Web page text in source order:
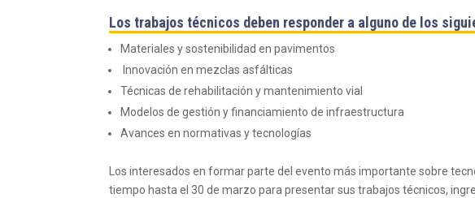
Los trabajos técnicos deben responder a alguno de los
Materiales y sostenibilidad en pavimentos
Innovación en mezclas asfálticas
Técnicas de rehabilitación y mantenimiento vial
Modelos de gestión y financiamiento de infraestructura
Avances en normativas y tecnologías
Los interesados en formar parte del evento más importante sobre
tiempo hasta el 30 de marzo para presentar sus trabajos técnicos,